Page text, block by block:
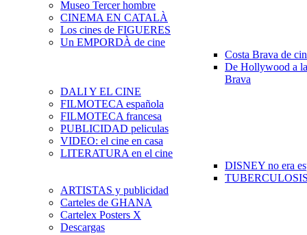
Museo Tercer hombre
CINEMA EN CATALÀ
Los cines de FIGUERES
Un EMPORDÀ de cine
Costa Brava de
De Hollywood a
Brava
DALI Y EL CINE
FILMOTECA española
FILMOTECA francesa
PUBLICIDAD peliculas
VIDEO: el cine en casa
LITERATURA en el cine
DISNEY no era
ARTISTAS y publicidad
Carteles de GHANA
Cartelex Posters X
Descargas